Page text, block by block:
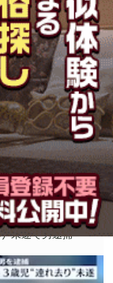
”未遂で男逮捕